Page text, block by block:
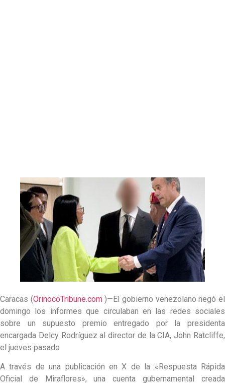
Caracas (OrinocoTribune.com)—El gobierno venezolano negó el
domingo los informes que circulaban en las redes sociales
sobre un supuesto premio entregado por la presidenta
encargada Delcy Rodríguez al director de la CIA, John Ratcliffe,
el jueves pasado
A través de una publicación en X de la «Respuesta Rápida
Oficial de Miraflores», una cuenta gubernamental creada